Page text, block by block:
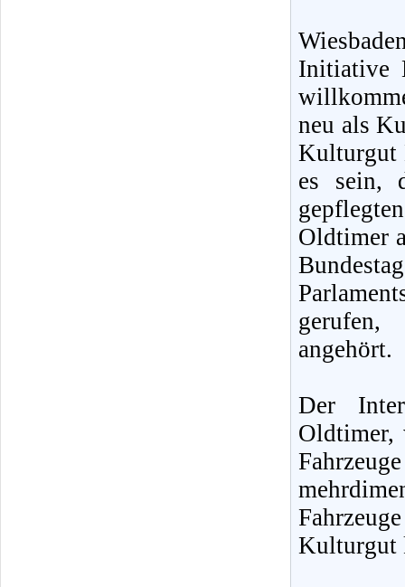
Initiative
neu als
Kulturgut
es sein,
Oldtimer
angehört.
Der
Oldtimer,
Kulturgut